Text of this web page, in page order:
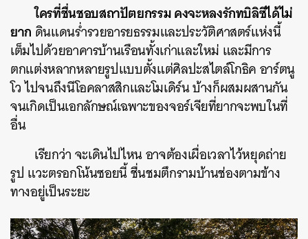
ใครที่ชื่นชอบสถาปัตยกรรม คงจะหลงรักทบิลิซีได้ไม่
ยาก ดินแดนร่ำรวยอารยธรรมและประวัติศาสตร์แห่งนี้
เต็มไปด้วยอาคารบ้านเรือนทั้งเก่าและใหม่ และมีการ
ตกแต่งหลากหลายรูปแบบตั้งแต่ศิลปะสไตล์โกธิค อาร์ตนู
โว ไปจนถึงนีโอคลาสสิกและโมเดิร์น บ้างก็ผสมผสานกัน
จนเกิดเป็นเอกลักษณ์เฉพาะของจอร์เจียที่ยากจะพบในที่
อื่น
เรียกว่า จะเดินไปไหน อาจต้องเผื่อเวลาไว้หยุดถ่าย
รูป แวะตรอกโน้นซอยนี้ ชื่นชมตึกรามบ้านช่องตามข้าง
ทางอยู่เป็นระยะ